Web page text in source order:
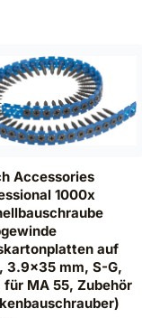
Accessories
1000x
auf
3.9x35 mm, S-G,
für MA 55, Zubehör